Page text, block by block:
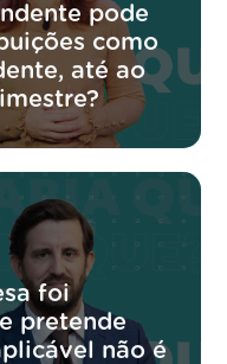
pode
como
até ao
foi
pretende
não é